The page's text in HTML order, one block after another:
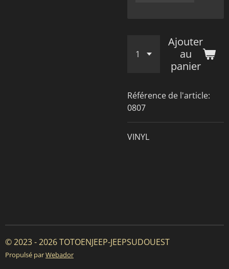
Ajouter
au
panier
Référence de l'article:
0807
VINYL
© 2023 - 2026 TOTOENJEEP-JEEPSUDOUEST
Propulsé parWebador